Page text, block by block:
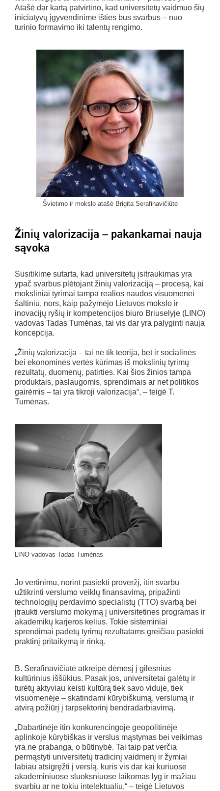
Atašė dar kartą patvirtino, kad universitetų vaidmuo šių
iniciatyvų įgyvendinime išties bus svarbus – nuo
turinio formavimo iki talentų rengimo.
Švietimo ir mokslo atašė Brigita Serafinavičiūtė
Žinių valorizacija – pakankamai nauja
sąvoka
Susitikime sutarta, kad universitetų įsitraukimas yra
ypač svarbus plėtojant žinių valorizaciją – procesą, kai
moksliniai tyrimai tampa realios naudos visuomenei
šaltiniu, nors, kaip pažymėjo Lietuvos mokslo ir
inovacijų ryšių ir kompetencijos biuro Briuselyje (LINO)
vadovas Tadas Tumėnas, tai vis dar yra palyginti nauja
koncepcija.
„Žinių valorizacija – tai ne tik teorija, bet ir socialinės
bei ekonominės vertės kūrimas iš mokslinių tyrimų
rezultatų, duomenų, patirties. Kai šios žinios tampa
produktais, paslaugomis, sprendimais ar net politikos
gairėmis – tai yra tikroji valorizacija“, – teigė T.
Tumėnas.
LINO vadovas Tadas Tumėnas
Jo vertinimu, norint pasiekti proveržį, itin svarbu
užtikrinti verslumo veiklų finansavimą, pripažinti
technologijų perdavimo specialistų (TTO) svarbą bei
įtraukti verslumo mokymą į universitetines programas ir
akademikų karjeros kelius. Tokie sisteminiai
sprendimai padėtų tyrimų rezultatams greičiau pasiekti
praktinį pritaikymą ir rinką.
B. Serafinavičiūtė atkreipė dėmesį į gilesnius
kultūrinius iššūkius. Pasak jos, universitetai galėtų ir
turėtų aktyviau keisti kultūrą tiek savo viduje, tiek
visuomenėje – skatindami kūrybiškumą, verslumą ir
atvirą požiūrį į tarpsektorinį bendradarbiavimą.
„Dabartinėje itin konkurencingoje geopolitinėje
aplinkoje kūrybiškas ir verslus mąstymas bei veikimas
yra ne prabanga, o būtinybė. Tai taip pat verčia
permąstyti universitetų tradicinį vaidmenį ir žymiai
labiau atsigręžti į verslą, kuris vis dar kai kuriuose
akademiniuose sluoksniuose laikomas lyg ir mažiau
svarbiu ar ne tokiu intelektualiu,“ – teigė Lietuvos